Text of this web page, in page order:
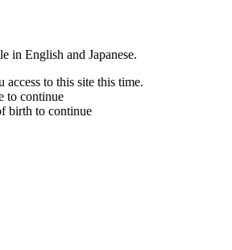
in English and Japanese.
access to this site this time.
to continue
birth to continue